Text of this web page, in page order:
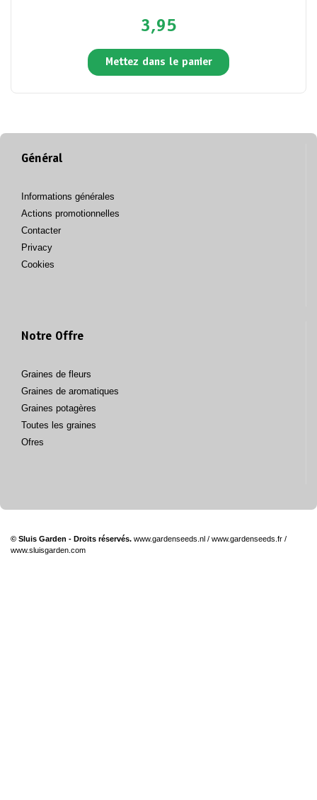
3,95
Mettez dans le panier
Général
Informations générales
Actions promotionnelles
Contacter
Privacy
Cookies
Notre Offre
Graines de fleurs
Graines de aromatiques
Graines potagères
Toutes les graines
Ofres
© Sluis Garden - Droits réservés. www.gardenseeds.nl / www.gardenseeds.fr /
www.sluisgarden.com